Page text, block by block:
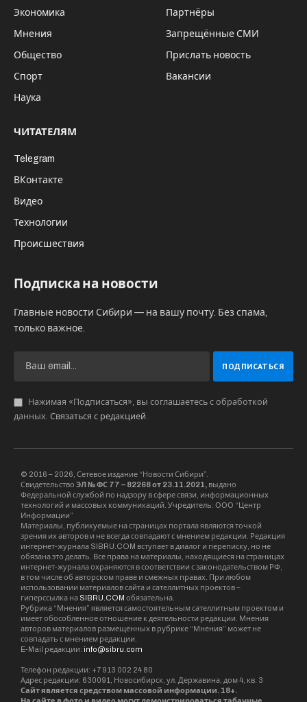
Продовольствие долговременного
хранения, бензиновый электрогенератор и
перечень полезных грузов, который в ЛНР
будут распространять волонтёры фонда
“Добрый ангел”.
В рамках проекта «УАЗ на Донбасс» сейчас
Это пятидверная «Нива», универсал
держатся в секрете) и именной УАЗ “Василич”.
Партии “Справедливая Россия – За Правду”
Сергей Шилов и руководитель движения «За
Правду!» в Новосибирской области Сергей
Мажирин рассказали, что на окончательную
рублей. Ожидается, что первые два
автомобиля уйдут в новые регионы РФ ещё до
Нового года.
Чтобы луганские волонтёры из фонда «Добрый
ангел» быстрее получили поддержку,
накопившиеся гуманитарные грузы им
отправили фурой. Сергей Мажирин рассказал,
что весь объём партии помощи еле уместился
на шесть паллет.
В отправку вошли: рыбные и мясные консервы,
7 500 сухих душей, коробка нашлемников, 13